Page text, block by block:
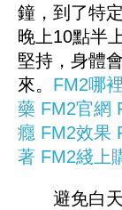
鐘，到了特
晚上10點半
堅持，身體
來。 FM2哪
藥 FM2官網
癮 FM2效果
著 FM2綫上
避免白天